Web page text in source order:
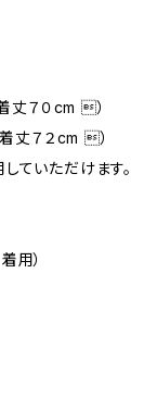
丈７０cm ）
丈７２cm ）
ていただけます。
用）